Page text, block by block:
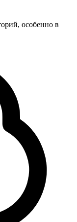
особенно в